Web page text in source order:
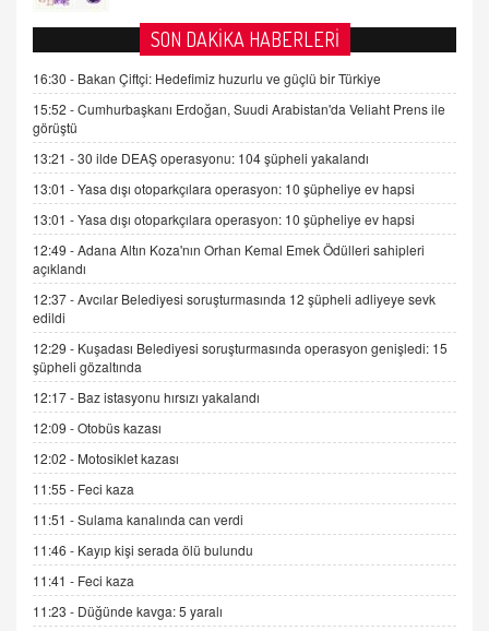
Tezkere Onaylanmasaydı…
2 Kasım 2021 Salı 00:11
AV. DOĞAN CAN DOĞAN
gelişimi
15.09.2025 16:17
SEHER EREK
Kış Ayları Geldi, Hangi Önlemler Alınmalı?
İNCİ GÜL AKÖL
Trump Keşke Adana'yı da Ziyaret Etse...
06.07.2026 13:00
ADEM AKÖL
Esed Destekçilerinin Yüzüne Vurulan Şamar:
Sednaya
11.12.2024 12:30
DR. EKREM ASLAN
Gerçek Ne, Algı Ne? "Beraber Yürüyoruz"
Cümlesinin Peşinden
19.07.2025 12:45
SON DAKİKA HABERLERİ
16:30 - Bakan Çiftçi: Hedefimiz huzurlu ve güçlü bir Türkiye
15:52 -Cumhurbaşkanı Erdoğan, Suudi Arabistan'da Veliaht Prens ile
görüştü
13:21 -30 ilde DEAŞ operasyonu: 104 şüpheli yakalandı
13:01 -Yasa dışı otoparkçılara operasyon: 10 şüpheliye ev hapsi
13:01 -Yasa dışı otoparkçılara operasyon: 10 şüpheliye ev hapsi
12:49 -Adana Altın Koza'nın Orhan Kemal Emek Ödülleri sahipleri
açıklandı
12:37 -Avcılar Belediyesi soruşturmasında 12 şüpheli adliyeye sevk
edildi
12:29 - Kuşadası Belediyesi soruşturmasında operasyon genişledi: 15
şüpheli gözaltında
12:17 - Baz istasyonu hırsızı yakalandı
12:09 -Otobüs kazası
12:02 - Motosiklet kazası
11:55 - Feci kaza
11:51 -Sulama kanalında can verdi
11:46 - Kayıp kişi serada ölü bulundu
11:41 - Feci kaza
11:23 - Düğünde kavga: 5 yaralı